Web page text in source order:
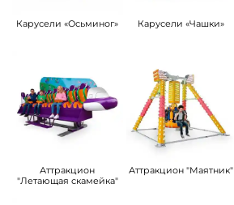
Карусели «Осьминог» Карусели «Чашки»
Аттракцион
"Летающая скамейка"
Аттракцион "Маятник"